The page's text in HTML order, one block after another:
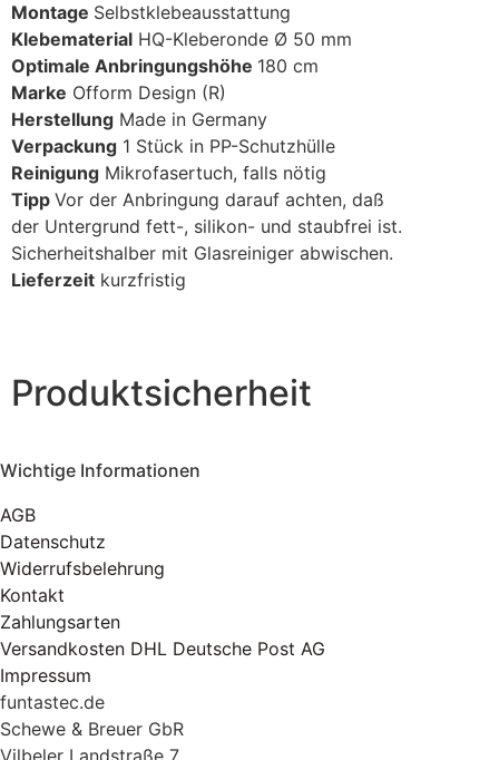
Montage Selbstklebeausstattung
Klebematerial HQ-Kleberonde Ø 50 mm
Optimale Anbringungshöhe 180 cm
Marke Ofform Design (R)
Herstellung Made in Germany
Verpackung 1 Stück in PP-Schutzhülle
Reinigung Mikrofasertuch, falls nötig
Tipp Vor der Anbringung darauf achten, daß
der Untergrund fett-, silikon- und staubfrei ist.
Sicherheitshalber mit Glasreiniger abwischen.
Lieferzeit kurzfristig
Produktsicherheit
Wichtige Informationen
AGB
Datenschutz
Widerrufsbelehrung
Kontakt
Zahlungsarten
Versandkosten DHL Deutsche Post AG
Impressum
funtastec.de
Schewe & Breuer GbR
Vilbeler Landstraße 7